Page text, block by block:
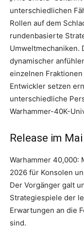
unterschiedlichen
Rollen auf dem
rundenbasierte
Umweltmechaniken.
dynamischer
einzelnen
Entwickler setzen
unterschiedliche
Warhammer-40K-
Release im Mai
Warhammer 40,000:
2026 für Konsolen
Der Vorgänger galt
Strategiespiele der
Erwartungen an die
sind.